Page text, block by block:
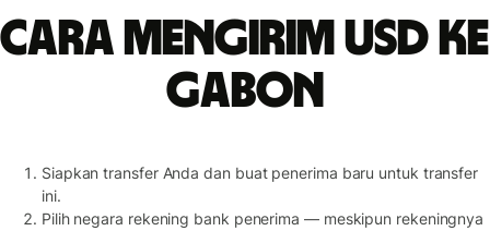
Cara mengirim USD ke
Gabon
Siapkan transfer Anda dan buat penerima baru untuk transfer
ini.
Pilih negara rekening bank penerima — meskipun rekeningnya